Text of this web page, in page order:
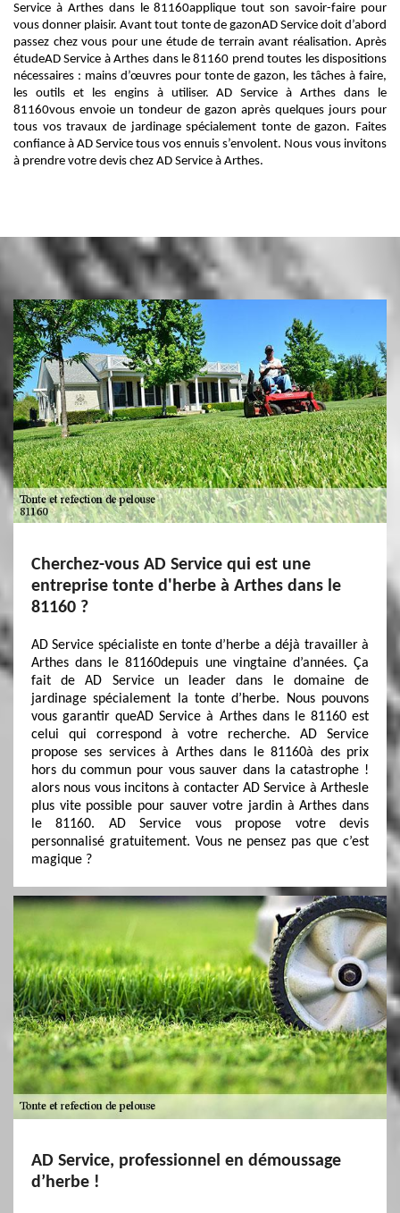
Service à Arthes dans le 81160applique tout son savoir-faire pour
vous donner plaisir. Avant tout tonte de gazonAD Service doit d’abord
passez chez vous pour une étude de terrain avant réalisation. Après
étudeAD Service à Arthes dans le 81160 prend toutes les dispositions
nécessaires : mains d’œuvres pour tonte de gazon, les tâches à faire,
les outils et les engins à utiliser. AD Service à Arthes dans le
81160vous envoie un tondeur de gazon après quelques jours pour
tous vos travaux de jardinage spécialement tonte de gazon. Faites
confiance à AD Service tous vos ennuis s’envolent. Nous vous invitons
à prendre votre devis chez AD Service à Arthes.
Cherchez-vous AD Service qui est une
entreprise tonte d'herbe à Arthes dans le
81160 ?
AD Service spécialiste en tonte d’herbe a déjà travailler à
Arthes dans le 81160depuis une vingtaine d’années. Ça
fait de AD Service un leader dans le domaine de
jardinage spécialement la tonte d’herbe. Nous pouvons
vous garantir queAD Service à Arthes dans le 81160 est
celui qui correspond à votre recherche. AD Service
propose ses services à Arthes dans le 81160à des prix
hors du commun pour vous sauver dans la catastrophe !
alors nous vous incitons à contacter AD Service à Arthesle
plus vite possible pour sauver votre jardin à Arthes dans
le 81160. AD Service vous propose votre devis
personnalisé gratuitement. Vous ne pensez pas que c’est
magique ?
AD Service, professionnel en démoussage
d’herbe !